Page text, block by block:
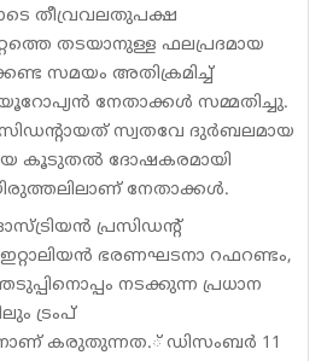
തീവ്രവലതുപക്ഷ
തടയാനുള്ള ഫലപ്രദമായ
സമയം അതിക്രമിച്ച്
നേതാക്കള്‍ സമ്മതിച്ചു.
സ്വതവേ ദുര്‍ബലമായ
കൂടുതല്‍ ദോഷകരമായി
നേതാക്കള്‍.
പ്രസിഡന്റ്
ഭരണഘടനാ റഫറണ്ടം,
നടക്കുന്ന പ്രധാന
ട്രംപ്
കരുതുന്നത.് ഡിസംബര്‍ 11